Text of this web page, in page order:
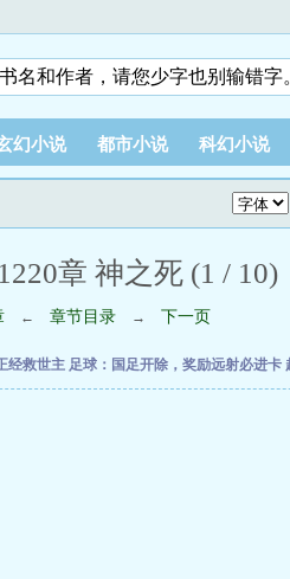
幻小说 都市小说 科幻小说
章 神之死 (1 / 10)
← 章节目录 → 下一页
经救世主 足球：国足开除，奖励远射必进卡